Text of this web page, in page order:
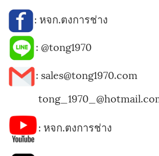
: หจก.ตงการช่าง
: @tong1970
: sales@tong1970.com
: หจก.ตงการช่าง